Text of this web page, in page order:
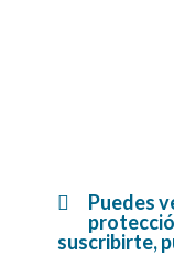
Puedes
suscribirte,